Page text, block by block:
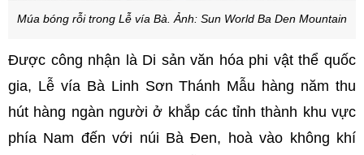
Múa bóng rỗi trong Lễ vía Bà. Ảnh: Sun World Ba Den Mountain
Được công nhận là Di sản văn hóa phi vật thể quốc
gia, Lễ vía Bà Linh Sơn Thánh Mẫu hàng năm thu
hút hàng ngàn người ở khắp các tỉnh thành khu vực
phía Nam đến với núi Bà Đen, hoà vào không khí